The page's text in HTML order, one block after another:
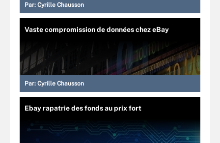
Par: Cyrille Chausson
Vaste compromission de données chez eBay
Par: Cyrille Chausson
Ebay rapatrie des fonds au prix fort